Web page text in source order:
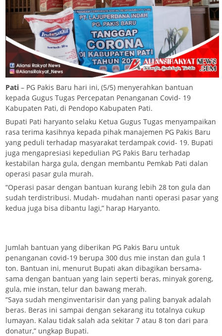
Pati – PG Pakis Baru hari ini, (5/5) menyerahkan bantuan
kepada Gugus Tugas Percepatan Penanganan Covid- 19
Kabupaten Pati, di Pendopo Kabupaten Pati.
Bupati Pati haryanto selaku Ketua Gugus Tugas menyampaikan
rasa terima kasihnya kepada pihak manajemen PG Pakis Baru
yang peduli terhadap masyarakat terdampak covid- 19. Bupati
juga mengapresiasi kepedulian PG Pakis Baru terhadap
kestabilan harga gula, dengan membantu Pemkab Pati dalan
operasi pasar gula murah.
“Operasi pasar dengan bantuan kurang lebih 28 ton gula dan
sudah terdistribusi. Mudah- mudahan nanti operasi pasar yang
kedua juga bisa dibantu lagi,” harap Haryanto.
Jumlah bantuan yang diberikan PG Pakis Baru untuk
penanganan covid-19 berupa 300 dus mie instan dan gula 1
ton. Bantuan ini, menurut Bupati akan dibagikan bersama-
sama dengan bantuan yang lain seperti beras, minyak goreng,
gula, mie instan, telur dan bawang merah.
“Saya sudah menginventarisir dan yang paling banyak adalah
beras. Beras ini sampai dengan sekarang itu totalnya cukup
lumayan. Kalau tidak salah ada sekitar 7 atau 8 ton dari para
donatur,” ungkap Bupati.